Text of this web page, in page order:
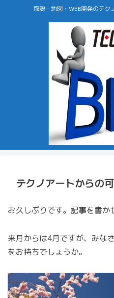
取説・地図・WEB開発のテ
テクノアートからの
お久しぶりです。記事を書か
来月からは4月ですが、みな
をお持ちでしょうか。